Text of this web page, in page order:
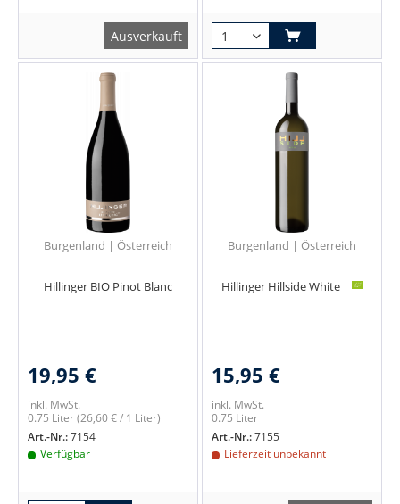
Ausverkauft
Burgenland | Österreich
Hillinger BIO Pinot Blanc
19,95 €
inkl. MwSt.
0.75 Liter(26,60 € / 1 Liter)
Art.-Nr.:7154
Verfügbar
Burgenland | Österreich
Hillinger Hillside White
15,95 €
inkl. MwSt.
0.75 Liter
Art.-Nr.:7155
Lieferzeit unbekannt